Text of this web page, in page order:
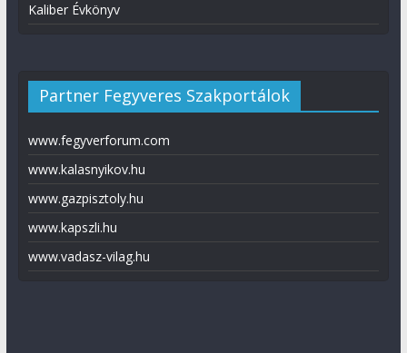
Kaliber Évkönyv
Partner Fegyveres Szakportálok
www.fegyverforum.com
www.kalasnyikov.hu
www.gazpisztoly.hu
www.kapszli.hu
www.vadasz-vilag.hu